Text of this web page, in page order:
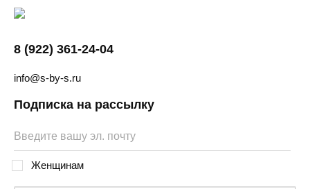
8 (922) 361-24-04
info@s-by-s.ru
Подписка на рассылку
Женщинам